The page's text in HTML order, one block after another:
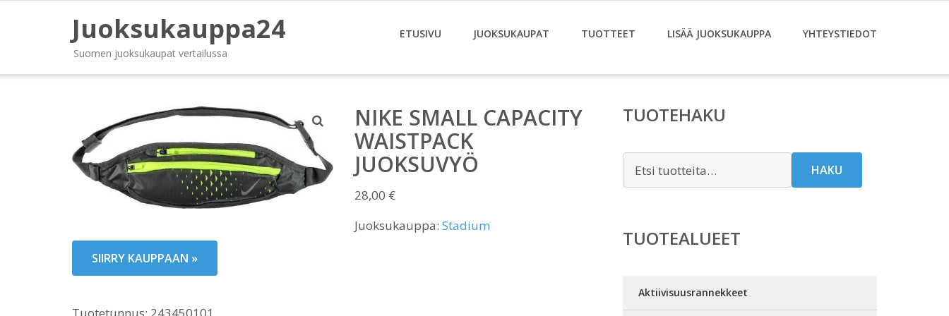
Juoksukauppa24
Suomen juoksukaupat vertailussa
ETUSIVU JUOKSUKAUPAT TUOTTEET LISÄÄ JUOKSUKAUPPA YHTEYSTIEDOT
NIKE SMALL CAPACITY
WAISTPACK
JUOKSUVYÖ
28,00 €
Juoksukauppa: Stadium
SIIRRY KAUPPAAN »
TUOTEHAKU
HAKU
TUOTEALUEET
Aktiivisuusrannekkeet